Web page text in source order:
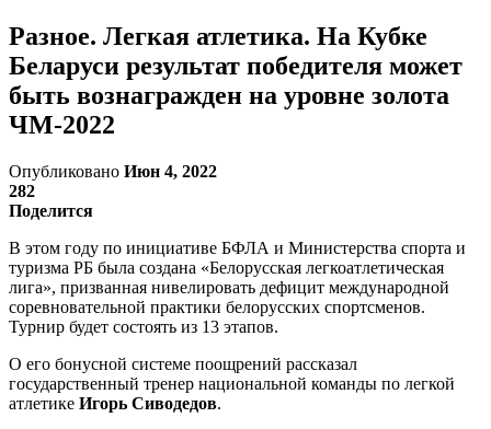
Разное. Легкая атлетика. На Кубке
Беларуси результат победителя может
быть вознагражден на уровне золота
ЧМ-2022
Опубликовано Июн 4, 2022
282
Поделится
В этом году по инициативе БФЛА и Министерства спорта и
туризма РБ была создана «Белорусская легкоатлетическая
лига», призванная нивелировать дефицит международной
соревновательной практики белорусских спортсменов.
Турнир будет состоять из 13 этапов.
О его бонусной системе поощрений рассказал
государственный тренер национальной команды по легкой
атлетике Игорь Сиводедов.